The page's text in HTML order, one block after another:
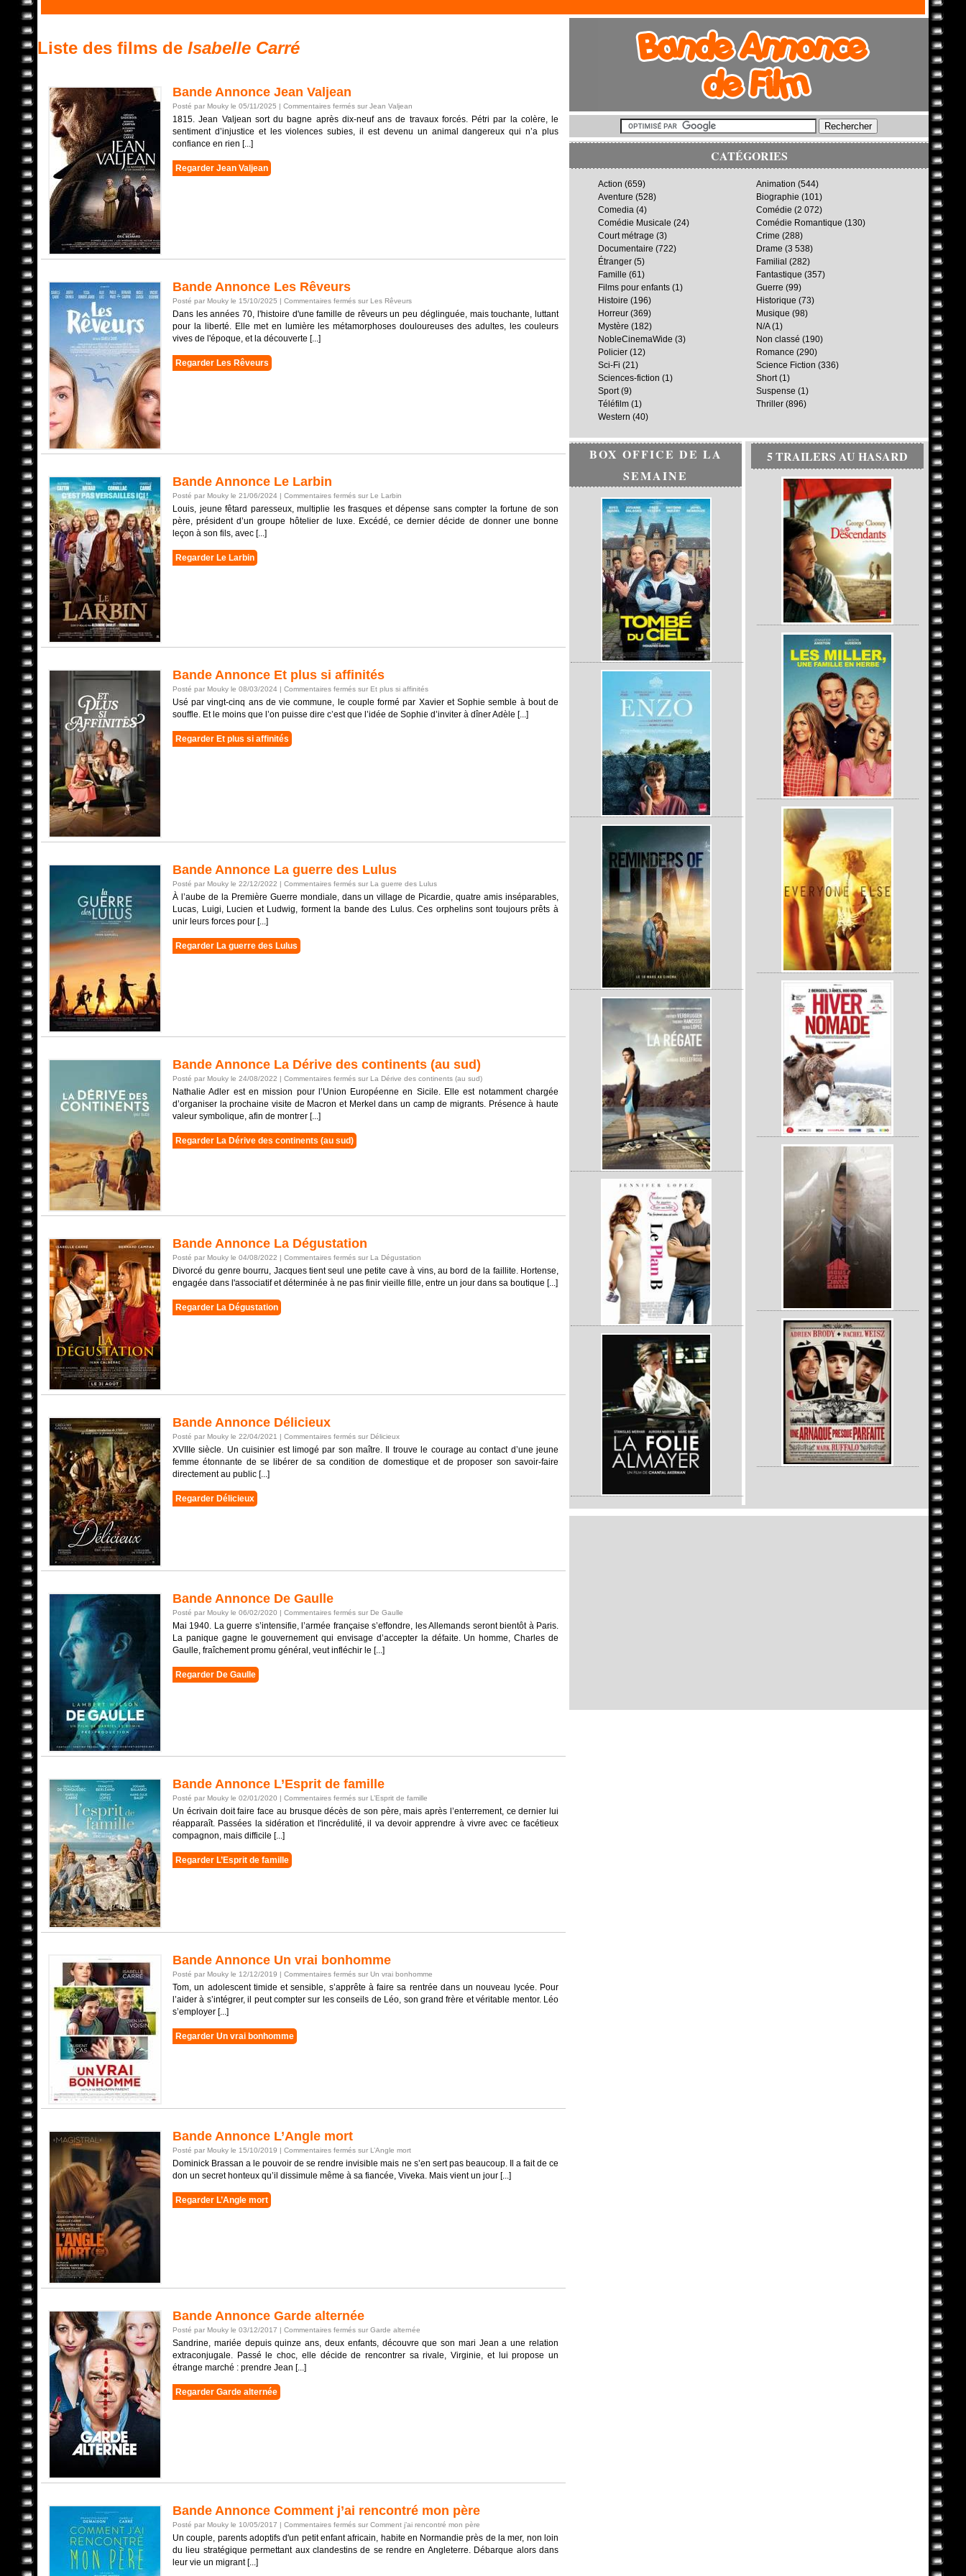
Liste des films de Isabelle Carré
Bande Annonce Jean Valjean
Posté par Mouky le 05/11/2025 | Commentaires fermés sur Jean Valjean
1815. Jean Valjean sort du bagne après dix-neuf ans de travaux forcés. Pétri par la colère, le
sentiment d’injustice et les violences subies, il est devenu un animal dangereux qui n’a plus
confiance en rien [...]
Regarder Jean Valjean
Bande Annonce Les Rêveurs
Posté par Mouky le 15/10/2025 | Commentaires fermés sur Les Rêveurs
Dans les années 70, l'histoire d'une famille de rêveurs un peu déglinguée, mais touchante, luttant
pour la liberté. Elle met en lumière les métamorphoses douloureuses des adultes, les couleurs
vives de l'époque, et la découverte [...]
Regarder Les Rêveurs
Bande Annonce Le Larbin
Posté par Mouky le 21/06/2024 | Commentaires fermés sur Le Larbin
Louis, jeune fêtard paresseux, multiplie les frasques et dépense sans compter la fortune de son
père, président d’un groupe hôtelier de luxe. Excédé, ce dernier décide de donner une bonne
leçon à son fils, avec [...]
Regarder Le Larbin
Bande Annonce Et plus si affinités
Posté par Mouky le 08/03/2024 | Commentaires fermés sur Et plus si affinités
Usé par vingt-cinq ans de vie commune, le couple formé par Xavier et Sophie semble à bout de
souffle. Et le moins que l’on puisse dire c’est que l’idée de Sophie d’inviter à dîner Adèle [...]
Regarder Et plus si affinités
Bande Annonce La guerre des Lulus
Posté par Mouky le 22/12/2022 | Commentaires fermés sur La guerre des Lulus
À l’aube de la Première Guerre mondiale, dans un village de Picardie, quatre amis inséparables,
Lucas, Luigi, Lucien et Ludwig, forment la bande des Lulus. Ces orphelins sont toujours prêts à
unir leurs forces pour [...]
Regarder La guerre des Lulus
Bande Annonce La Dérive des continents (au sud)
Posté par Mouky le 24/08/2022 | Commentaires fermés sur La Dérive des continents (au sud)
Nathalie Adler est en mission pour l’Union Européenne en Sicile. Elle est notamment chargée
d’organiser la prochaine visite de Macron et Merkel dans un camp de migrants. Présence à haute
valeur symbolique, afin de montrer [...]
Regarder La Dérive des continents (au sud)
Bande Annonce La Dégustation
Posté par Mouky le 04/08/2022 | Commentaires fermés sur La Dégustation
Divorcé du genre bourru, Jacques tient seul une petite cave à vins, au bord de la faillite. Hortense,
engagée dans l'associatif et déterminée à ne pas finir vieille fille, entre un jour dans sa boutique [...]
Regarder La Dégustation
Bande Annonce Délicieux
Posté par Mouky le 22/04/2021 | Commentaires fermés sur Délicieux
XVIIIe siècle. Un cuisinier est limogé par son maître. Il trouve le courage au contact d’une jeune
femme étonnante de se libérer de sa condition de domestique et de proposer son savoir-faire
directement au public [...]
Regarder Délicieux
Bande Annonce De Gaulle
Posté par Mouky le 06/02/2020 | Commentaires fermés sur De Gaulle
Mai 1940. La guerre s’intensifie, l’armée française s’effondre, les Allemands seront bientôt à Paris.
La panique gagne le gouvernement qui envisage d’accepter la défaite. Un homme, Charles de
Gaulle, fraîchement promu général, veut infléchir le [...]
Regarder De Gaulle
Bande Annonce L’Esprit de famille
Posté par Mouky le 02/01/2020 | Commentaires fermés sur L’Esprit de famille
Un écrivain doit faire face au brusque décès de son père, mais après l’enterrement, ce dernier lui
réapparaît. Passées la sidération et l'incrédulité, il va devoir apprendre à vivre avec ce facétieux
compagnon, mais difficile [...]
Regarder L’Esprit de famille
Bande Annonce Un vrai bonhomme
Posté par Mouky le 12/12/2019 | Commentaires fermés sur Un vrai bonhomme
Tom, un adolescent timide et sensible, s’apprête à faire sa rentrée dans un nouveau lycée. Pour
l’aider à s’intégrer, il peut compter sur les conseils de Léo, son grand frère et véritable mentor. Léo
s’employer [...]
Regarder Un vrai bonhomme
Bande Annonce L’Angle mort
Posté par Mouky le 15/10/2019 | Commentaires fermés sur L’Angle mort
Dominick Brassan a le pouvoir de se rendre invisible mais ne s’en sert pas beaucoup. Il a fait de ce
don un secret honteux qu’il dissimule même à sa fiancée, Viveka. Mais vient un jour [...]
Regarder L’Angle mort
Bande Annonce Garde alternée
Posté par Mouky le 03/12/2017 | Commentaires fermés sur Garde alternée
Sandrine, mariée depuis quinze ans, deux enfants, découvre que son mari Jean a une relation
extraconjugale. Passé le choc, elle décide de rencontrer sa rivale, Virginie, et lui propose un
étrange marché : prendre Jean [...]
Regarder Garde alternée
Bande Annonce Comment j’ai rencontré mon père
Posté par Mouky le 10/05/2017 | Commentaires fermés sur Comment j’ai rencontré mon père
Un couple, parents adoptifs d'un petit enfant africain, habite en Normandie près de la mer, non loin
du lieu stratégique permettant aux clandestins de se rendre en Angleterre. Débarque alors dans
leur vie un migrant [...]
CATÉGORIES
Action (659) Animation (544)
Aventure (528) Biographie (101)
Comedia (4) Comédie (2 072)
Comédie Musicale (24) Comédie Romantique (130)
Court métrage (3) Crime (288)
Documentaire (722) Drame (3 538)
Étranger (5) Familial (282)
Famille (61) Fantastique (357)
Films pour enfants (1) Guerre (99)
Histoire (196) Historique (73)
Horreur (369) Musique (98)
Mystère (182) N/A(1)
NobleCinemaWide (3) Non classé (190)
Policier (12) Romance (290)
Sci-Fi (21) Science Fiction (336)
Sciences-fiction (1) Short(1)
Sport(9) Suspense (1)
Téléfilm (1) Thriller (896)
Western (40)
BOX OFFICE DE LA
SEMAINE
5 TRAILERS AU HASARD